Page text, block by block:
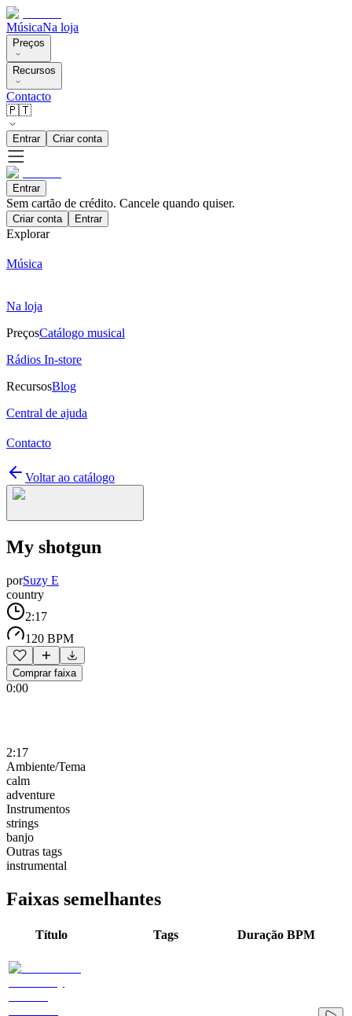
MúsicaNa loja
Preços
Recursos
Contacto
🇵🇹
Entrar Criar conta
Entrar
Sem cartão de crédito. Cancele quando quiser.
Criar conta Entrar
Explorar
Música
Na loja
PreçosCatálogo musical
Rádios In-store
RecursosBlog
Central de ajuda
Contacto
Voltar ao catálogo
My shotgun
porSuzy E
country
2:17
120 BPM
Comprar faixa
0:00
2:17
Ambiente/Tema
calm
adventure
Instrumentos
strings
banjo
Outras tags
instrumental
Faixas semelhantes
Título Tags Duração BPM